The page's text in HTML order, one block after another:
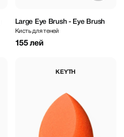
Large Eye Brush - Eye Brush
Кисть для теней
155 лей
KEYTH